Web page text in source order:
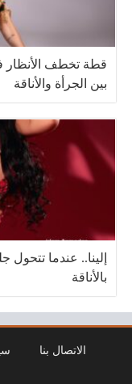
قطة تخطف الأنظار
بين الجرأة والأناقة
إلينا.. عندما
بالأناقة
الاتصال بنا